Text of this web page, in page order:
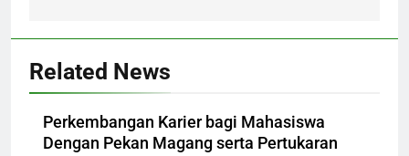
Related News
Perkembangan Karier bagi Mahasiswa
Dengan Pekan Magang serta Pertukaran